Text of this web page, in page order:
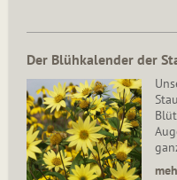
Der Blühkalender der